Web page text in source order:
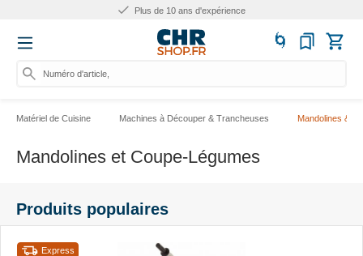
Plus de 25.000 produits
Numéro d'article, catégorie ou
Matériel de Cuisine Machines à Découper & Trancheuses Mandolines &
Mandolines et Coupe-Légumes
Produits populaires
Express